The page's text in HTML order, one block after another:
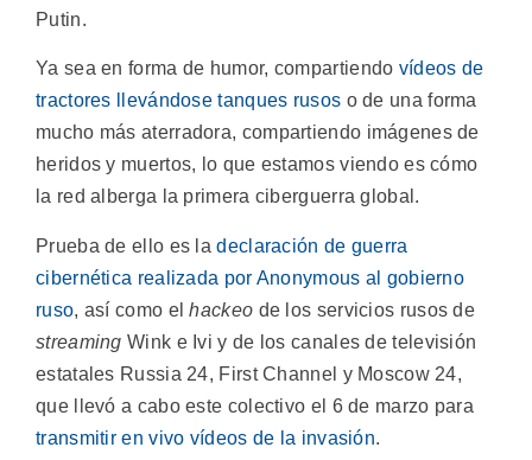
Putin.
Ya sea en forma de humor, compartiendo vídeos de
tractores llevándose tanques rusos o de una forma
mucho más aterradora, compartiendo imágenes de
heridos y muertos, lo que estamos viendo es cómo
la red alberga la primera ciberguerra global.
Prueba de ello es ladeclaración de guerra
cibernética realizada por Anonymous al gobierno
ruso, así como elhackeo de los servicios rusos de
streaming Wink e Ivi y de los canales de televisión
estatales Russia 24, First Channel y Moscow 24,
que llevó a cabo este colectivo el 6 de marzo para
transmitir en vivo vídeos de la invasión.